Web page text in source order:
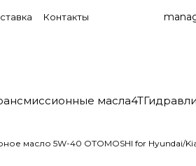
Контакты
масла4T
масло 5W-40 OTOMOSHI for Hyundai/